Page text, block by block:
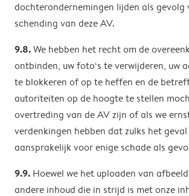
dochterondernemingen lijden als gevolg
schending van deze AV.
9.8.We hebben het recht om de
ontbinden, uw foto‘s te verwijderen, uw
te blokkeren of op te heffen en de
autoriteiten op de hoogte te stellen
overtreding van de AV zijn of als we
verdenkingen hebben dat zulks het
aansprakelijk voor enige schade als
9.9. Hoewel we het uploaden van
andere inhoud die in strijd is met onze